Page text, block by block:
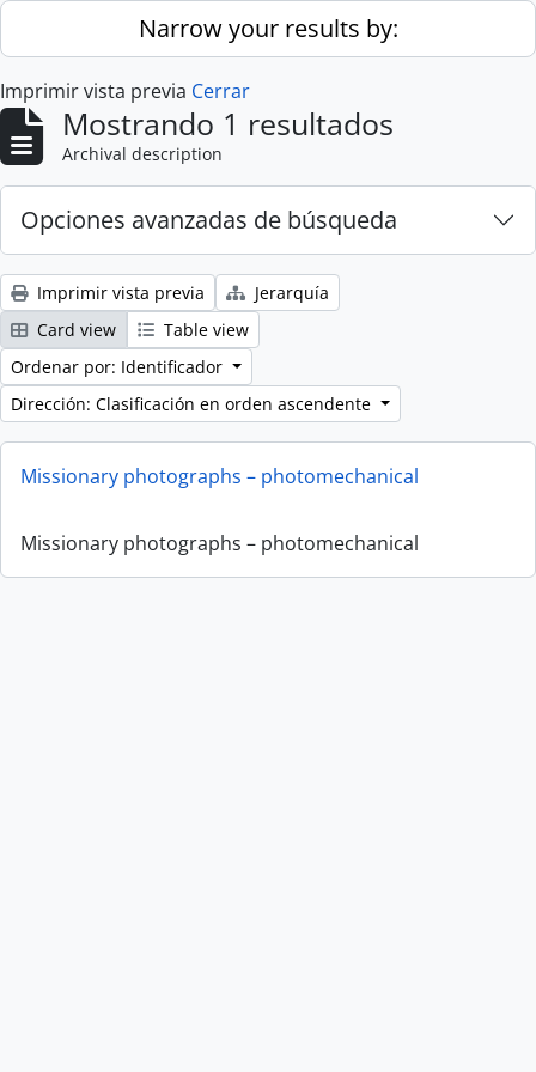
Skip to main contentNarrow your results by:
Imprimir vista previa Cerrar
Mostrando 1 resultados
Archival description
Opciones avanzadas de búsqueda
Imprimir vista previa
Jerarquía
Card view
Table view
Ordenar por: Identificador
Dirección: Clasificación en orden ascendente
Missionary photographs – photomechanical
Missionary photographs – photomechanical